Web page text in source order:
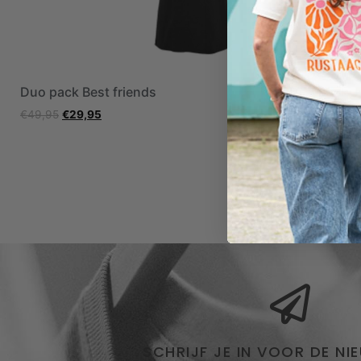
Duo pack Best friends
€49,95 €29,95
Duo pack
hats
€79,80 €
SCHRIJF JE IN VOOR DE